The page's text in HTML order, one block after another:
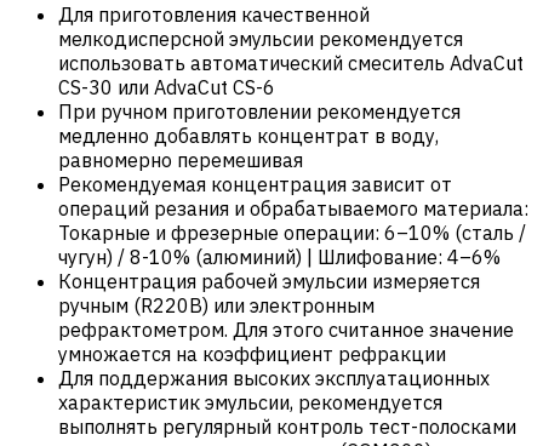
Для приготовления качественной
мелкодисперсной эмульсии рекомендуется
использовать автоматический смеситель AdvaCut
CS-30 или AdvaCut CS-6
При ручном приготовлении рекомендуется
медленно добавлять концентрат в воду,
равномерно перемешивая
Рекомендуемая концентрация зависит от
операций резания и обрабатываемого материала:
Токарные и фрезерные операции: 6–10% (сталь /
чугун) / 8-10% (алюминий) | Шлифование: 4–6%
Концентрация рабочей эмульсии измеряется
ручным (R220B) или электронным
рефрактометром. Для этого считанное значение
умножается на коэффициент рефракции
Для поддержания высоких эксплуатационных
характеристик эмульсии, рекомендуется
выполнять регулярный контроль тест-полосками